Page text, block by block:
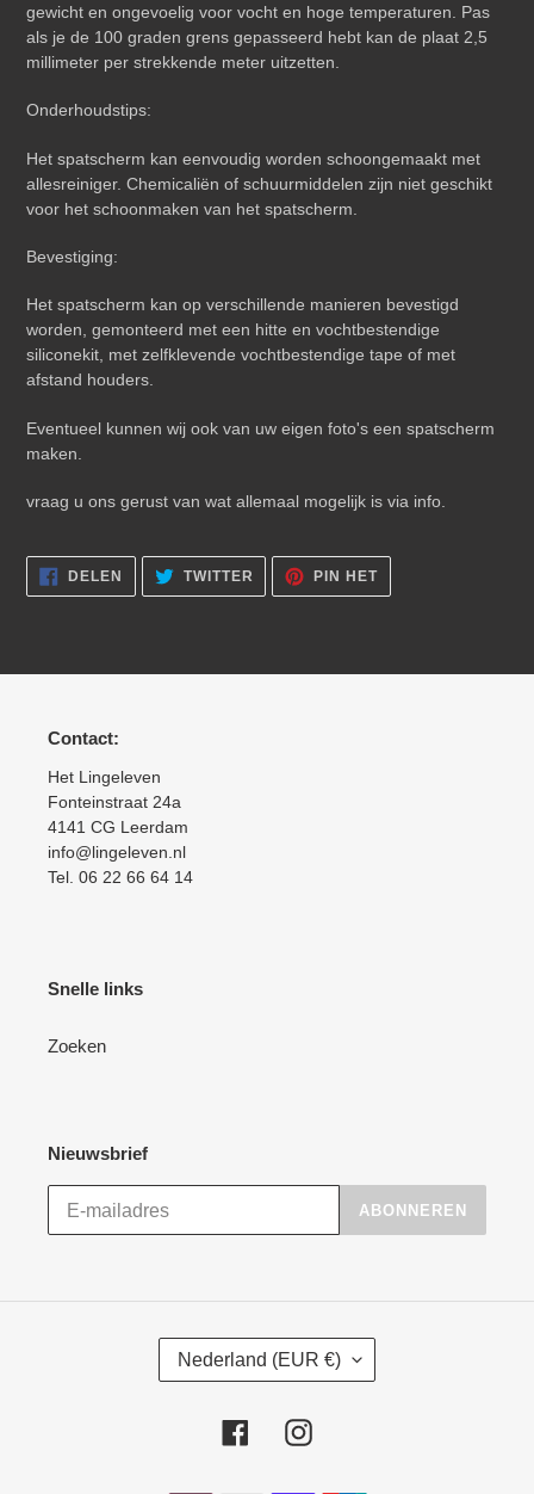
gewicht en ongevoelig voor vocht en hoge temperaturen. Pas
als je de 100 graden grens gepasseerd hebt kan de plaat 2,5
millimeter per strekkende meter uitzetten.
Onderhoudstips:
Het spatscherm kan eenvoudig worden schoongemaakt met
allesreiniger. Chemicaliën of schuurmiddelen zijn niet geschikt
voor het schoonmaken van het spatscherm.
Bevestiging:
Het spatscherm kan op verschillende manieren bevestigd
worden, gemonteerd met een hitte en vochtbestendige
siliconekit, met zelfklevende vochtbestendige tape of met
afstand houders.
Eventueel kunnen wij ook van uw eigen foto's een spatscherm
maken.
vraag u ons gerust van wat allemaal mogelijk is via info.
DELEN
DELEN
FACEBOOK
TWITTER TWITTEREN
TWITTER
PIN HETPINNEN
PINTEREST
Contact:
Het Lingeleven
Fonteinstraat 24a
4141 CG Leerdam
info@lingeleven.nl
Tel. 06 22 66 64 14
Snelle links
Zoeken
Nieuwsbrief
ABONNEREN
A
Nederland (EUR €)
FacebookInstagram